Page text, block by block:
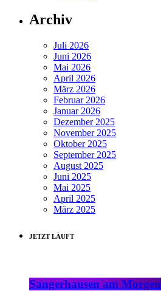
Archiv
Juli 2026
Juni 2026
Mai 2026
April 2026
März 2026
Februar 2026
Januar 2026
Dezember 2025
November 2025
Oktober 2025
September 2025
August 2025
Juni 2025
Mai 2025
April 2025
März 2025
JETZT LÄUFT
Sangerhausen am Morgen